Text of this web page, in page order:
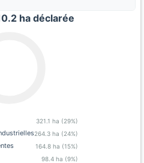
ha déclarée
321.1 ha (29%)
264.3 ha (24%)
164.8 ha (15%)
98.4 ha (9%)